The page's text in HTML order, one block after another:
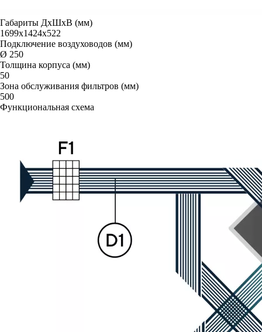
Габариты ДxШxВ (мм)
1699x1424x522
Подключение воздуховодов (мм)
Ø 250
Толщина корпуса (мм)
50
Зона обслуживания фильтров (мм)
500
Функциональная схема